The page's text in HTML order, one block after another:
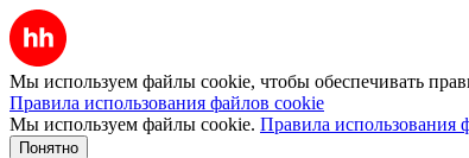
Мы используем файлы cookie, чтобы обеспечивать
Правила использования файлов cookie
Мы используем файлы cookie. Правила использования
Понятно